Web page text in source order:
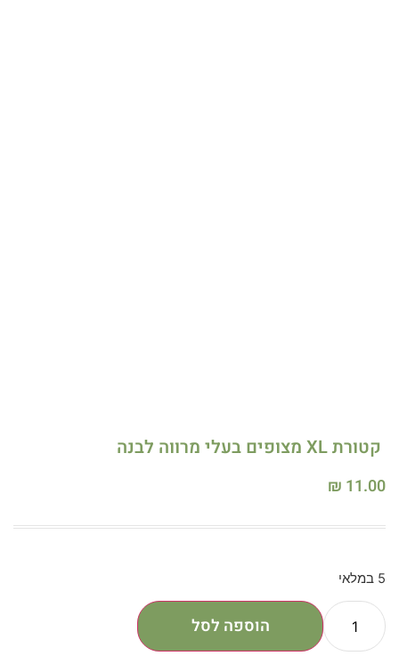
קטורת XL מצופים בעלי מרווה לבנה
₪ 11.00
5 במלאי
הוספה לסל